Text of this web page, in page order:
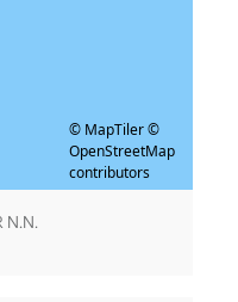
© MapTiler ©
OpenStreetMap
contributors
N.N.